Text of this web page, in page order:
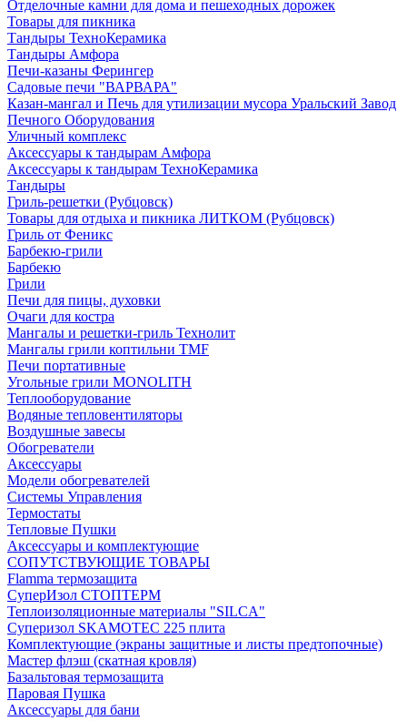
Отделочные камни для дома и пешеходных дорожек
Товары для пикника
Тандыры ТехноКерамика
Тандыры Амфора
Печи-казаны Ферингер
Садовые печи "ВАРВАРА"
Казан-мангал и Печь для утилизации мусора Уральский Завод
Печного Оборудования
Уличный комплекс
Аксессуары к тандырам Амфора
Аксессуары к тандырам ТехноКерамика
Тандыры
Гриль-решетки (Рубцовск)
Товары для отдыха и пикника ЛИТКОМ (Рубцовск)
Гриль от Феникс
Барбекю-грили
Барбекю
Грили
Печи для пицы, духовки
Очаги для костра
Мангалы и решетки-гриль Технолит
Мангалы грили коптильни TMF
Печи портативные
Угольные грили MONOLITH
Теплооборудование
Водяные тепловентиляторы
Воздушные завесы
Обогреватели
Аксессуары
Модели обогревателей
Системы Управления
Термостаты
Тепловые Пушки
Аксессуары и комплектующие
СОПУТСТВУЮЩИЕ ТОВАРЫ
Flamma термозащита
СуперИзол СТОПТЕРМ
Теплоизоляционные материалы "SILCA"
Суперизол SKAMOTEC 225 плита
Комплектующие (экраны защитные и листы предтопочные)
Мастер флэш (скатная кровля)
Базальтовая термозащита
Паровая Пушка
Аксессуары для бани